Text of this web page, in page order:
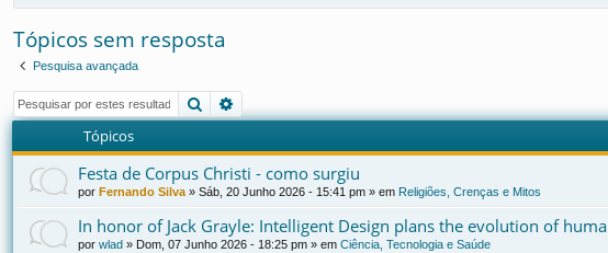
rá
pi
os
Tópicos sem resposta
Pesquisa avançada
Pesquisar
Tópicos
Festa de Corpus Christi - como surgiu
por Fernando Silva » Sáb, 20 Junho 2026 - 15:41 pm » em Religiões, Crenças e Mitos
In honor of Jack Grayle: Intelligent Design plans the evolution of
por wlad » Dom, 07 Junho 2026 - 18:25 pm » em Ciência, Tecnologia e Saúde